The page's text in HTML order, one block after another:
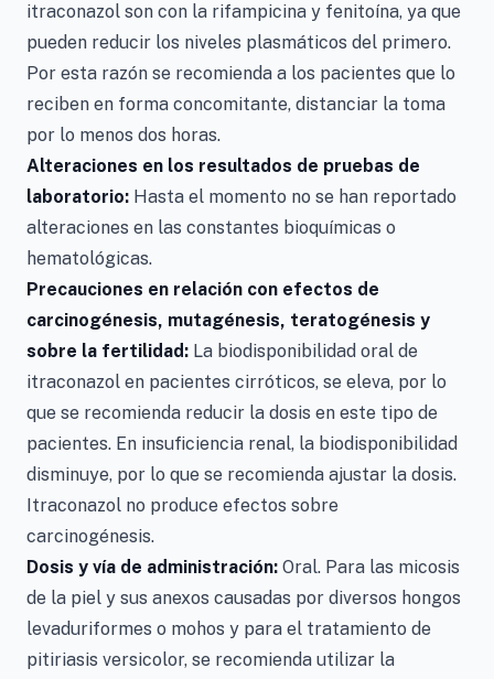
itraconazol son con la rifampicina y fenitoína, ya que
pueden reducir los niveles plasmáticos del primero.
Por esta razón se recomienda a los pacientes que lo
reciben en forma concomitante, distanciar la toma
por lo menos dos horas.
Alteraciones en los resultados de pruebas de
laboratorio: Hasta el momento no se han reportado
alteraciones en las constantes bioquímicas o
hematológicas.
Precauciones en relación con efectos de
carcinogénesis, mutagénesis, teratogénesis y
sobre la fertilidad: La biodisponibilidad oral de
itraconazol en pacientes cirróticos, se eleva, por lo
que se recomienda reducir la dosis en este tipo de
pacientes. En insuficiencia renal, la biodisponibilidad
disminuye, por lo que se recomienda ajustar la dosis.
Itraconazol no produce efectos sobre
carcinogénesis.
Dosis y vía de administración: Oral. Para las micosis
de la piel y sus anexos causadas por diversos hongos
levaduriformes o mohos y para el tratamiento de
pitiriasis versicolor, se recomienda utilizar la